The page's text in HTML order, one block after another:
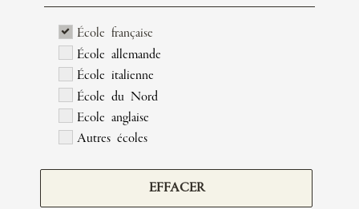
École française
École allemande
École italienne
École du Nord
Ecole anglaise
Autres écoles
EFFACER